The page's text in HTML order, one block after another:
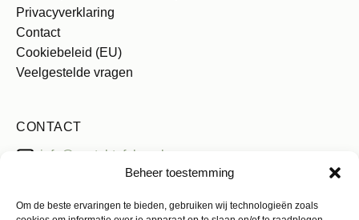
Beheer toestemming
Om de beste ervaringen te bieden, gebruiken wij technologieën zoals
Privacyverklaring
Contact
Cookiebeleid (EU)
Veelgestelde vragen
CONTACT
Stuur een whatsapp
info@pastel-tafelen.nl